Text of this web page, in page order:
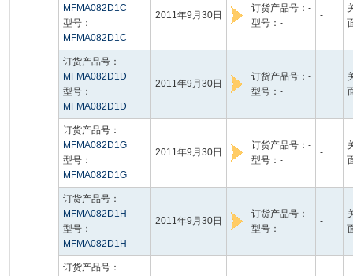
MFMA082D1C
型号：
MFMA082D1C
2011年9月30日
订货产品号：-
型号：-
-
订货产品号：
MFMA082D1D
型号：
MFMA082D1D
2011年9月30日
订货产品号：-
型号：-
-
订货产品号：
MFMA082D1G
型号：
MFMA082D1G
2011年9月30日
订货产品号：-
型号：-
-
订货产品号：
MFMA082D1H
型号：
MFMA082D1H
2011年9月30日
订货产品号：-
型号：-
-
订货产品号：